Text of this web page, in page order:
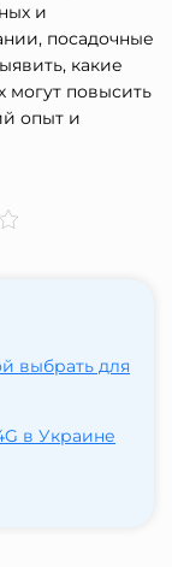
и
посадочные
какие
могут повысить
опыт и
выбрать для
в Украине